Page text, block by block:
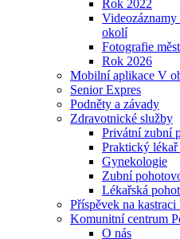
Rok 2022
Videozáznamy
okolí
Fotografie
Rok 2026
Mobilní aplikace V
Senior Expres
Podněty a závady
Zdravotnické služby
Privátní zubní
Praktický
Gynekologie
Zubní
Lékařská
Příspěvek na kastraci
Komunitní centrum
O nás